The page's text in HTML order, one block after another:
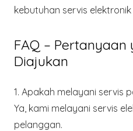
kebutuhan servis
FAQ – Pertanyaan
Diajukan
1. Apakah melayani servis
Ya, kami melayani servis
pelanggan.